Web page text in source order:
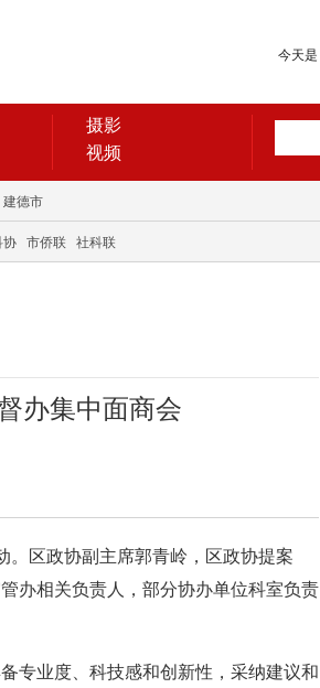
今天是
摄影
视频
建德市
协 市侨联 社科联
办集中面商会
。区政协副主席郭青岭，区政协提案
办相关负责人，部分协办单位科室负责
专业度、科技感和创新性，采纳建议和